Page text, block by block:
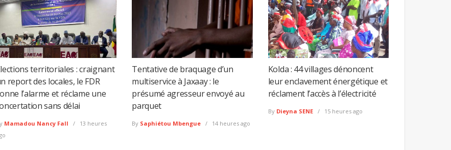
territoriales : craignant
report des locales, le FDR
l’alarme et réclame une
sans délai
Mamadou Nancy Fall
13 heures
Tentative de braquage d’un
multiservice à Jaxaay : le
présumé agresseur envoyé au
parquet
By Saphiétou Mbengue 14 heures ago
Kolda : 44 villages dénoncent
leur enclavement énergétique et
réclament l’accès à l’électricité
By Dieyna SENE 15 heures ago